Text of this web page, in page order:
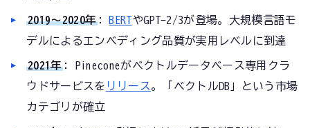
2019〜2020年: BERTやGPT-2/3が登場。大規模言語モ
デルによるエンベディング品質が実用レベルに到達
2021年 : Pineconeがベクトルデータベース専用クラ
ウドサービスを リリース。「ベクトルDB」という市場
カテゴリが確立